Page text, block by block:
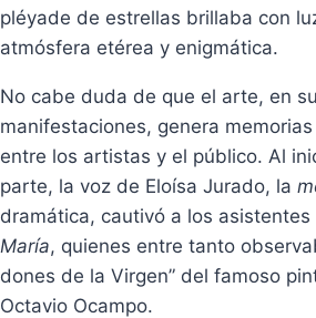
pléyade de estrellas brillaba con
atmósfera etérea y enigmática.
No cabe duda de que el arte, en
manifestaciones, genera
entre los artistas y el público. Al
parte, la voz de Eloísa Jurado, la
dramática, cautivó a los asistentes
María, quienes entre tanto
dones de la Virgen” del famoso
Octavio Ocampo.